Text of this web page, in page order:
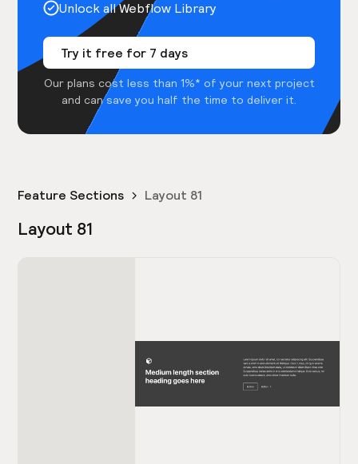
Unlock all Webflow Library
Try it free for 7 days
Our plans cost less than 1%* of your next project
and can save you half the time to deliver it.
Feature Sections Layout 81
Layout 81